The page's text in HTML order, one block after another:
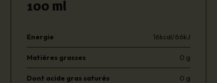
100 ml
Energie 16kcal/66kJ
Matières grasses 0 g
Dont acide gras saturés 0 g